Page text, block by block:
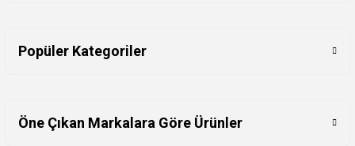
Popüler Kategoriler
Öne Çıkan Markalara Göre Ürünler